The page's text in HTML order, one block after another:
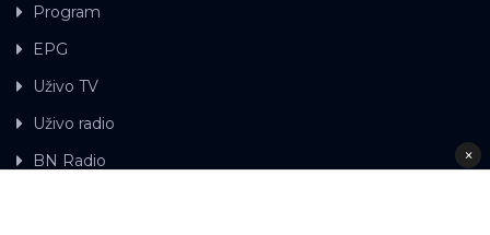
Program
EPG
Uživo TV
Uživo radio
BN Radio
×